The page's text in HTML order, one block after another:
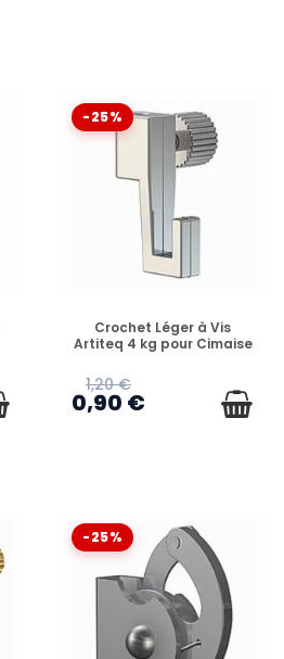
-25%
EN STOCK
Crochet Léger à Vis
Artiteq 4 kg pour Cimaise
1,20 €
0,90 €
-25%